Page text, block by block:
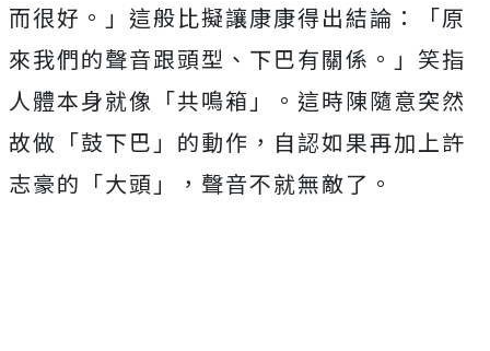
而很好。」 這般比擬讓康康得出結論：「原
來我們的聲音跟頭型、下巴有關係。 」笑指
人體本身就像「共鳴箱」。這時陳隨意突然
故做「鼓下巴」 的動作，自認如果再加上許
志豪的「大頭」，聲音不就無敵了。